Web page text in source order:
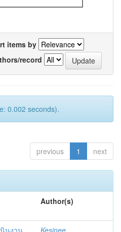
items by
record
0.002 seconds).
previous 1 next
Author(s)
นงาน
Kesinee